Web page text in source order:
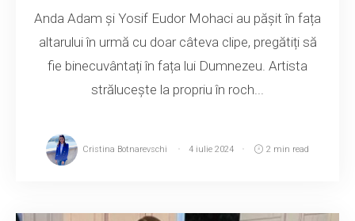
Anda Adam și Yosif Eudor Mohaci au pășit în fața
altarului în urmă cu doar câteva clipe, pregătiți să
fie binecuvântați în fața lui Dumnezeu. Artista
strălucește la propriu în roch...
Cristina Botnarevschi 4 iulie 2024 2 min read